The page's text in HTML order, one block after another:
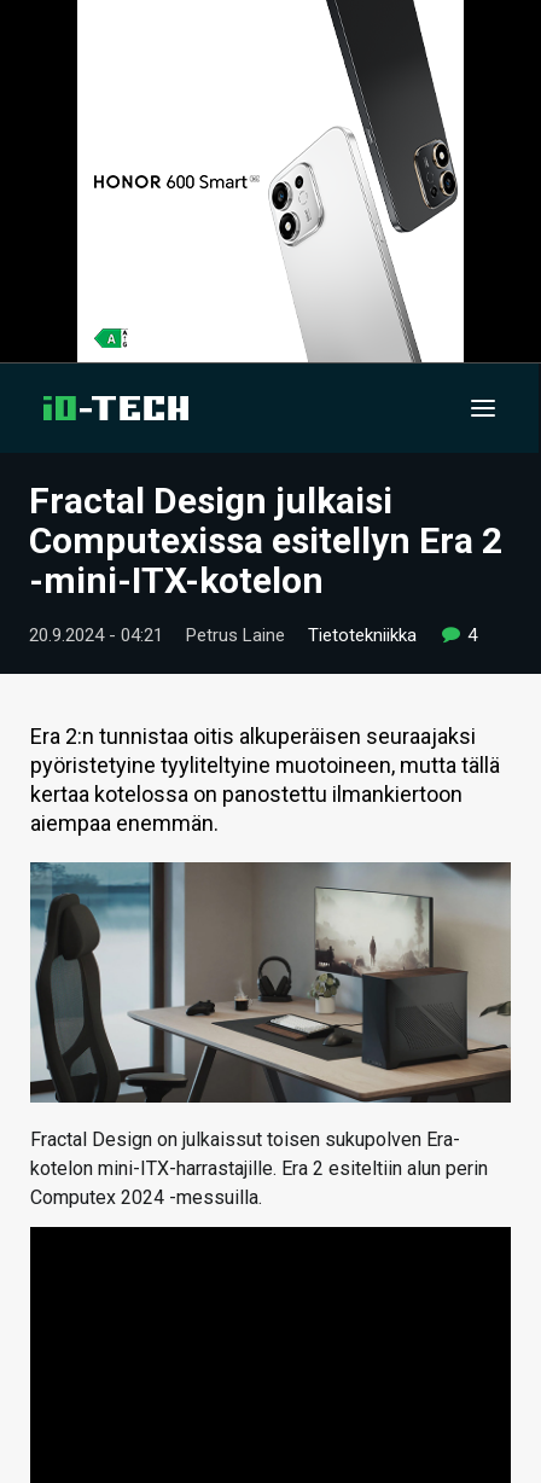
UUTISET
ARTIKKELIT
VIDEOT
TECHBBS
TIETOA
HINTA.FI
KAUPPA
VAIHDA TEEMA
HAKU
Fractal Design julkaisi
Computexissa esitellyn Era 2
-mini-ITX-kotelon
20.9.2024 - 04:21 Petrus Laine Tietotekniikka 4
Era 2:n tunnistaa oitis alkuperäisen seuraajaksi
pyöristetyine tyyliteltyine muotoineen, mutta tällä
kertaa kotelossa on panostettu ilmankiertoon
aiempaa enemmän.
Fractal Design on julkaissut toisen sukupolven Era-
kotelon mini-ITX-harrastajille. Era 2 esiteltiin alun perin
Computex 2024 -messuilla.